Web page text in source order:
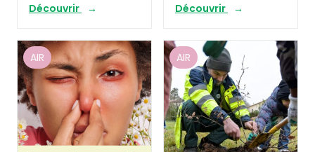
Découvrir Découvrir
AIR AIR